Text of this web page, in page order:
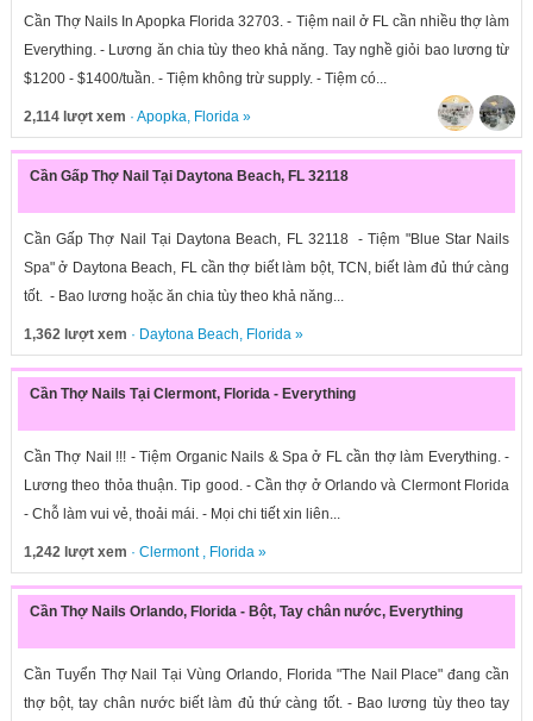
Cần Thợ Nails In Apopka Florida 32703. - Tiệm nail ở FL cần nhiều thợ làm
Everything. - Lương ăn chia tùy theo khả năng. Tay nghề giỏi bao lương từ
$1200 - $1400/tuần. - Tiệm không trừ supply. - Tiệm có...
2,114 lượt xem · Apopka, Florida»
Cần Gấp Thợ Nail Tại Daytona Beach, FL 32118
Cần Gấp Thợ Nail Tại Daytona Beach, FL 32118 - Tiệm "Blue Star Nails
Spa" ở Daytona Beach, FL cần thợ biết làm bột, TCN, biết làm đủ thứ càng
tốt. - Bao lương hoặc ăn chia tùy theo khả năng...
1,362 lượt xem · Daytona Beach, Florida»
Cần Thợ Nails Tại Clermont, Florida - Everything
Cần Thợ Nail !!! - Tiệm Organic Nails & Spa ở FL cần thợ làm Everything. -
Lương theo thỏa thuận. Tip good. - Cần thợ ở Orlando và Clermont Florida
- Chỗ làm vui vẻ, thoải mái. - Mọi chi tiết xin liên...
1,242 lượt xem · Clermont , Florida»
Cần Thợ Nails Orlando, Florida - Bột, Tay chân nước, Everything
Cần Tuyển Thợ Nail Tại Vùng Orlando, Florida "The Nail Place" đang cần
thợ bột, tay chân nước biết làm đủ thứ càng tốt. - Bao lương tùy theo tay